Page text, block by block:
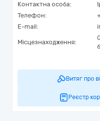
Контактна особа:
Телефон:
E-mail:
Місцезнаходження:
Витяг про
Реєстр